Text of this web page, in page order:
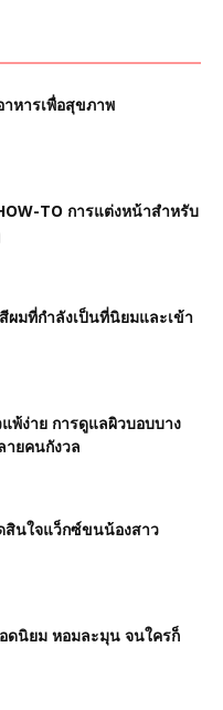
หารเพื่อสุขภาพ
TO การแต่งหน้าสำหรับ
มที่กำลังเป็นที่นิยมและเข้า
พ้ง่าย การดูแลผิวบอบบาง
ายคนกังวล
สินใจแว็กซ์ขนน้องสาว
ดนิยม หอมละมุน จนใครก็